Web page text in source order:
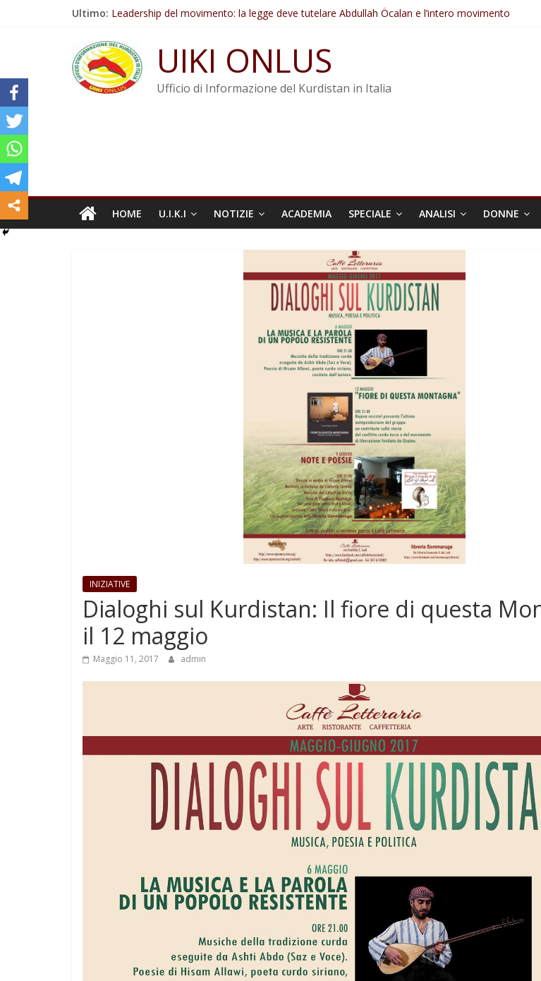
Ultimo: Leadership del movimento: la legge deve tutelare Abdullah Öcalan e l’intero movimento
Non tenere conto della situazione di Rêber Apo ostacolerebbe l’attuazione della legge
Il KNK chiede un’azione internazionale contro i crimini di guerra dell’Iran
Abdullah Öcalan: Le legge negativa deve essere trasformata in legge positiva
UIKI ONLUS
Ufficio di Informazione del Kurdistan in Italia
HOME U.I.K.I NOTIZIE ACADEMIA SPECIALE ANALISI DONNE
INIZIATIVE
Dialoghi sul Kurdistan: Il fiore di questa
il 12 maggio
Maggio 11, 2017 admin